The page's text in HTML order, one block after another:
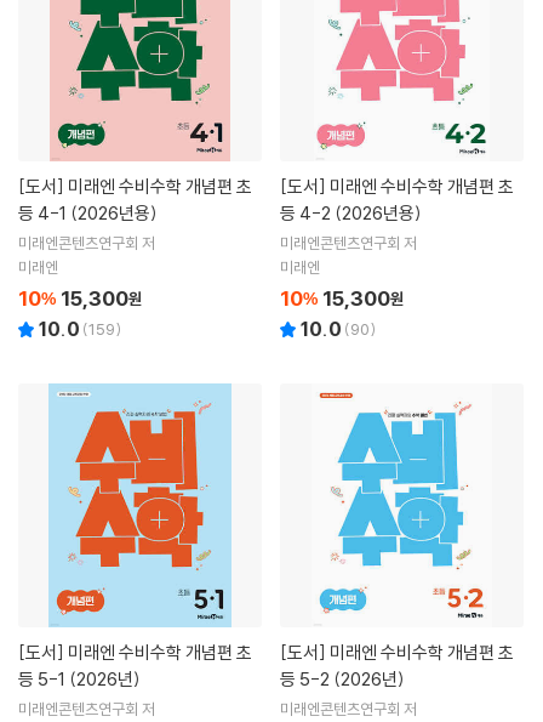
[도서]
등 4-1 (2026년용)
미래엔콘텐츠연구회 저
미래엔
10% 15,300원
10.0 (159)
[도서]
등 4-2 (2026년용)
미래엔콘텐츠연구회 저
미래엔
10% 15,300원
10.0 (90)
[도서]
등 5-1 (2026년)
미래엔콘텐츠연구회 저
[도서]
등 5-2 (2026년)
미래엔콘텐츠연구회 저